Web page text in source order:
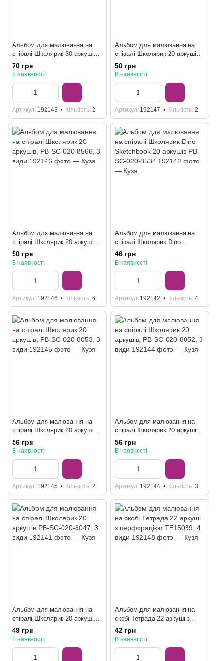
Альбом для малювання на
спіралі Школярик 30 аркушів
PB-SC-030-8029, 3 види
70 грн
В наявності
Артикул 192143 Кількість 2
Альбом для малювання на
спіралі Школярик 20 аркушів,
PB-SC-020-8567, 3 види
50 грн
В наявності
Артикул 192147 Кількість 2
Альбом для малювання на
спіралі Школярик 20 аркушів,
PB-SC-020-8566, 3 види
50 грн
В наявності
Артикул 192146 Кількість 6
Альбом для малювання на
спіралі Школярик Dino
Sketchbook 20 аркушів PB-SC-
020-8534
46 грн
В наявності
Артикул 192142 Кількість 4
Альбом для малювання на
спіралі Школярик 20 аркушів,
PB-SC-020-8053, 3 види
56 грн
В наявності
Артикул 192145 Кількість 2
Альбом для малювання на
спіралі Школярик 20 аркушів,
PB-SC-020-8052, 3 види
56 грн
В наявності
Артикул 192144 Кількість 3
Альбом для малювання на
спіралі Школярик 20 аркушів
PB-SC-020-8047, 3 види
49 грн
В наявності
Альбом для малювання на
скобі Тетрада 22 аркуші з
перфорацією ТЕ15039, 4 види
42 грн
В наявності